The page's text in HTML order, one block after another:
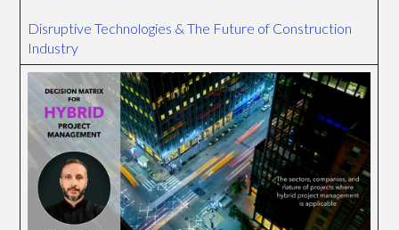
Disruptive Technologies & The Future of Construction
Industry